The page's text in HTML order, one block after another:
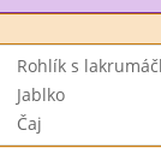
Rohlík s
Jablko
Čaj